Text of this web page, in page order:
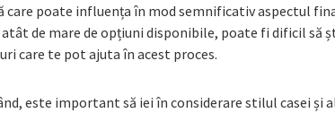
poate influența în mod semnificativ aspectul
de mare de opțiuni disponibile, poate fi dificil să
care te pot ajuta în acest proces.
este important să iei în considerare stilul casei și